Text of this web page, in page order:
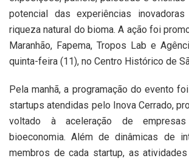
potencial das experiências
riqueza natural do bioma. A ação foi
Maranhão, Fapema, Tropos Lab e
quinta-feira (11), no Centro Histórico de
Pela manhã, a programação do evento
startups atendidas pelo Inova Cerrado,
voltado à aceleração de
bioeconomia. Além de dinâmicas de
membros de cada startup, as